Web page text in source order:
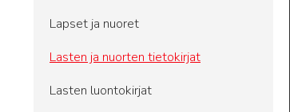
Lapset ja nuoret
Lasten ja nuorten tietokirjat
Lasten luontokirjat